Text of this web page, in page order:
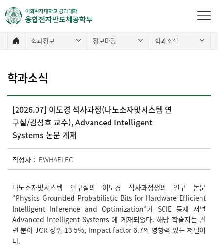
학과정보 정보마당 학과소식
학과소식
[2026.07] 이도경 석사과정(나노소자및시스템 연
구실/김성호 교수), Advanced Intelligent
Systems 논문 게재
작성자 : EWHAELEC
나노소자및시스템 연구실의 이도경 석사과정생의 연구 논문
“Physics-Grounded Probabilistic Bits for Hardware-Efficient
Intelligent Inference and Optimization”가 SCIE 등재 저널
Advanced Intelligent Systems 에 게재되었다. 해당 학술지는 관
련 분야 JCR 상위 13.5%, Impact factor 6.7의 영향력 있는 저널이
다.